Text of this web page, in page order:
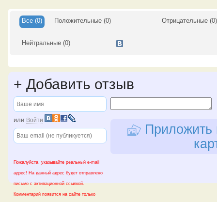
Все(0) Положительные (0) Отрицательные (0)
Нейтральные (0)
+ Добавить отзыв
или Войти
Пожалуйста, указывайте реальный e-mail
адрес! На данный адрес будет отправлено
письмо с активационной ссылкой.
Комментарий появится на сайте только
Приложить